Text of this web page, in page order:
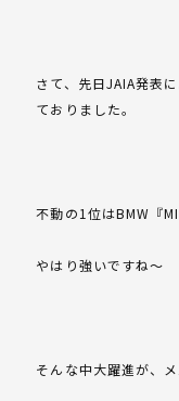
さて、先日JAIA発表
ておりました。
不動の1位はBMW『
やはり強いですね～
そんな中大躍進が、